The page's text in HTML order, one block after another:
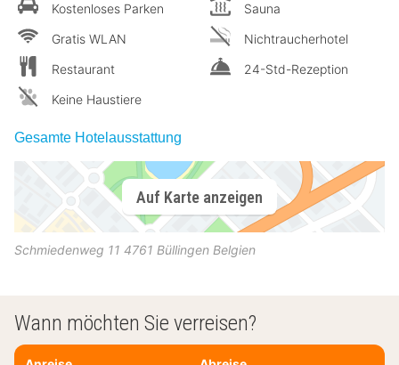
Kostenloses Parken
Gratis WLAN
Restaurant
Keine Haustiere
Sauna
Nichtraucherhotel
24-Std-Rezeption
Gesamte Hotelausstattung
Auf Karte anzeigen
Schmiedenweg 11 4761 Büllingen Belgien
Wann möchten Sie verreisen?